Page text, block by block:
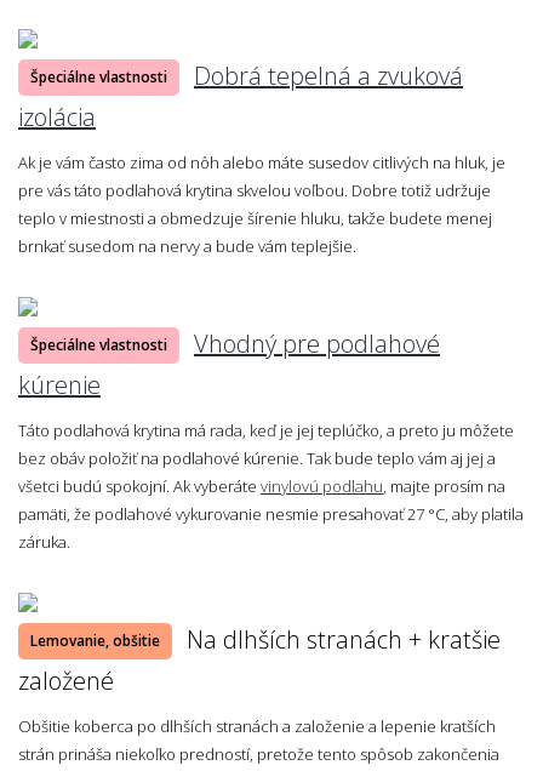
Špeciálne vlastnosti
Dobrá tepelná a zvuková
izolácia
Ak je vám často zima od nôh alebo máte susedov citlivých na hluk, je
pre vás táto podlahová krytina skvelou voľbou. Dobre totiž udržuje
teplo v miestnosti a obmedzuje šírenie hluku, takže budete menej
brnkať susedom na nervy a bude vám teplejšie.
Špeciálne vlastnosti
Vhodný pre podlahové
kúrenie
Táto podlahová krytina má rada, keď je jej teplúčko, a preto ju môžete
bez obáv položiť na podlahové kúrenie. Tak bude teplo vám aj jej a
všetci budú spokojní. Ak vyberáte vinylovú podlahu , majte prosím na
pamäti, že podlahové vykurovanie nesmie presahovať 27 °C, aby platila
záruka.
Lemovanie, obšitie
Na dlhších stranách + kratšie
založené
Obšitie koberca po dlhších stranách a založenie a lepenie kratších
strán prináša niekoľko predností, pretože tento spôsob zakončenia